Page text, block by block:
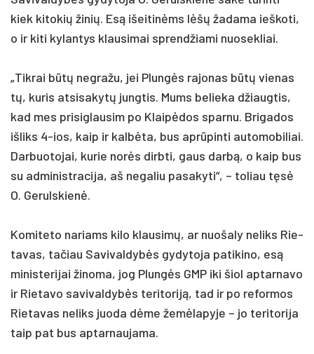
kiek ki­to­kių ži­nių. Esą išei­tinėms lėšų ža­da­ma ieš­ko­ti,
o ir ki­ti ky­lan­tys klau­si­mai sprend­žia­mi nuo­sek­liai.
„Tik­rai būtų ne­gra­žu, jei Plungės ra­jo­nas būtų vie­nas
tų, ku­ris at­si­sa­kytų jung­tis. Mums be­lie­ka džiaug­tis,
kad mes pri­si­glau­sim po Klaipė­dos spar­nu. Bri­ga­dos
iš­liks 4-ios, kaip ir kalbė­ta, bus ap­rūpin­ti au­to­mo­bi­liai.
Dar­buo­to­jai, ku­rie norės dirb­ti, gaus darbą, o kaip bus
su ad­mi­nist­ra­ci­ja, aš ne­ga­liu pa­sa­ky­ti“, – to­liau tęsė
O. Ge­ruls­kienė.
Ko­mi­te­to na­riams ki­lo klau­simų, ar nuo­ša­ly ne­liks Rie­
ta­vas, ta­čiau Sa­vi­val­dybės gy­dy­to­ja pa­ti­ki­no, esą
mi­nis­te­ri­jai ži­no­ma, jog Plungės GMP iki šiol ap­tar­na­vo
ir Rie­ta­vo sa­vi­val­dybės te­ri­to­riją, tad ir po re­for­mos
Rie­ta­vas ne­liks juo­da dėme žemė­la­py­je – jo te­ri­to­ri­ja
taip pat bus ap­tar­nau­ja­ma.